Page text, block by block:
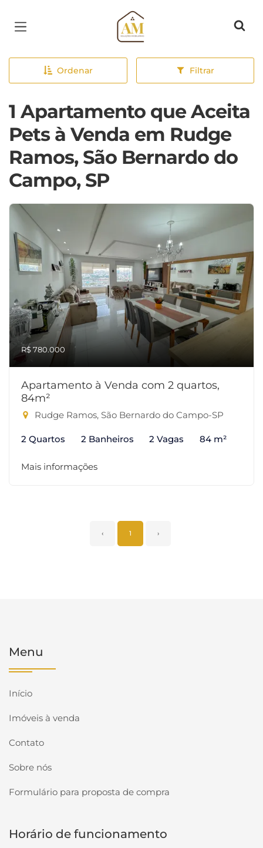
Página inicial
Ordenar Filtrar
1 Apartamento que Aceita
Pets à Venda em Rudge
Ramos, São Bernardo do
Campo, SP
R$ 780.000
Apartamento à Venda com 2 quartos,
84m²
Rudge Ramos, São Bernardo do Campo-SP
2 Quartos 2 Banheiros 2 Vagas 84 m²
Mais informações
‹ 1 ›
Menu
Início
Imóveis à venda
Contato
Sobre nós
Formulário para proposta de compra
Horário de funcionamento